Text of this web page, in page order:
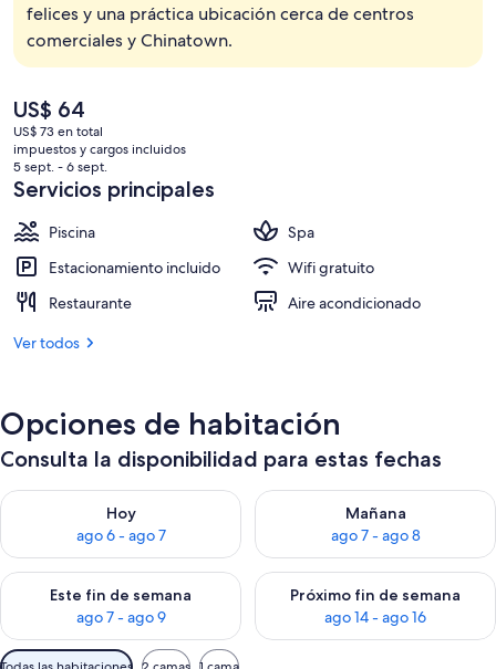
felices y una práctica ubicación cerca de centros
comerciales y Chinatown.
El
precio
actual
es
de
US$ 64
US$ 73 en total
impuestos y cargos incluidos
5 sept. - 6 sept.
Servicios principales
Piscina
Spa
Estacionamiento incluido
Wifi gratuito
Restaurante
Aire acondicionado
Ver todos
Opciones de habitación
Consulta la disponibilidad para estas fechas
Hoy
ago 6 - ago 7
Consulta la disponibilidad para hoy ago 6 - ago 7
Mañana
ago 7 - ago 8
Consulta la disponibilidad
Este fin de semana
ago 7 - ago 9
Consulta la disponibilidad para este fin de semana ago 7 -
Próximo fin de semana
ago 14 - ago 16
Consulta la disponibilidad
Filtros